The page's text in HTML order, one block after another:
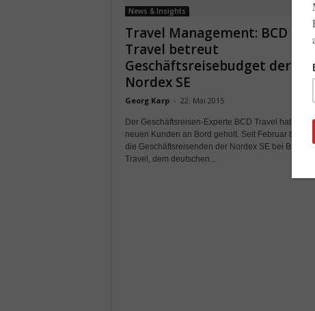
News & Insights
Travel Management: BCD
Travel betreut
Geschäftsreisebudget der
Nordex SE
Georg Karp - 22. Mai 2015
Der Geschäftsreisen-Experte BCD Travel hat einen
neuen Kunden an Bord geholt. Seit Februar buchen
die Geschäftsreisenden der Nordex SE bei BCD
Travel, dem deutschen...